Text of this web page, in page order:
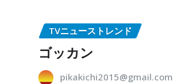
TVニューストレンド
ゴッカン
pikakichi2015@gmail.com